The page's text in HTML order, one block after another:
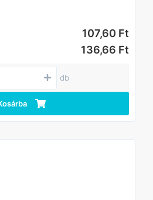
akár kültéri vagy nedves
stabilitást és nagy
kivitel – korrózióálló, tartós,
szerelhetőség, pontos
107,60 Ft
136,66 Ft
db